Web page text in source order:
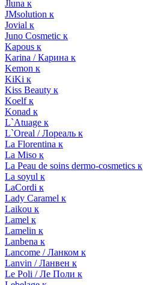
Jluna к
JMsolution к
Jovial к
Juno Cosmetic к
Kapous к
Karina / Карина к
Kemon к
KiKi к
Kiss Beauty к
Koelf к
Konad к
L`Atuage к
L`Oreal / Лореаль к
La Florentina к
La Miso к
La Peau de soins dermo-cosmetics к
La soyul к
LaCordi к
Lady Caramel к
Laikou к
Lamel к
Lamelin к
Lanbena к
Lancome / Ланком к
Lanvin / Ланвен к
Le Poli / Ле Поли к